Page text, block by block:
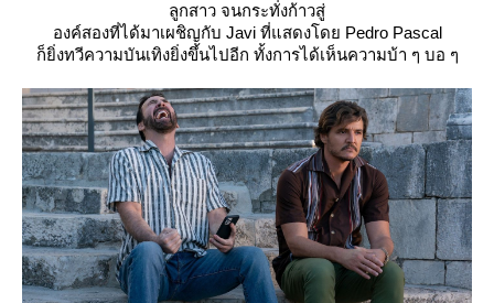
ลูกสาว จนกระทั่งก้าวสู่
องค์สองที่ได้มาเผชิญกับ Javi ที่แสดงโดย Pedro Pascal
ก็ยิ่งทวีความบันเทิงยิ่งขึ้นไปอีก ทั้งการได้เห็นความบ้า ๆ บอ ๆ